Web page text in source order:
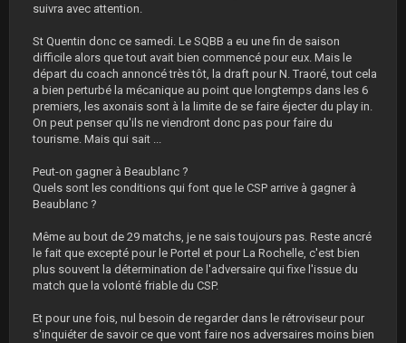
suivra avec attention.
St Quentin donc ce samedi. Le SQBB a eu une fin de saison
difficile alors que tout avait bien commencé pour eux. Mais le
départ du coach annoncé très tôt, la draft pour N. Traoré, tout cela
a bien perturbé la mécanique au point que longtemps dans les 6
premiers, les axonais sont à la limite de se faire éjecter du play in.
On peut penser qu'ils ne viendront donc pas pour faire du
tourisme. Mais qui sait ...
Peut-on gagner à Beaublanc ?
Quels sont les conditions qui font que le CSP arrive à gagner à
Beaublanc ?
Même au bout de 29 matchs, je ne sais toujours pas. Reste ancré
le fait que excepté pour le Portel et pour La Rochelle, c'est bien
plus souvent la détermination de l'adversaire qui fixe l'issue du
match que la volonté friable du CSP.
Et pour une fois, nul besoin de regarder dans le rétroviseur pour
s'inquiéter de savoir ce que vont faire nos adversaires moins bien